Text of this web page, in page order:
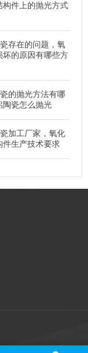
构件上的抛光方式
存在的问题，氧
坏的原因有哪些方
的抛光方法有哪
陶瓷怎么抛光
加工厂家，氧化
件生产技术要求